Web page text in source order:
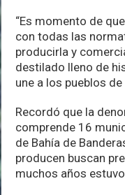
“Es momento de
con todas las
producirla y
destilado lleno de
une a los pueblos
Recordó que la
comprende 16
de Bahía de
producen buscan
muchos años